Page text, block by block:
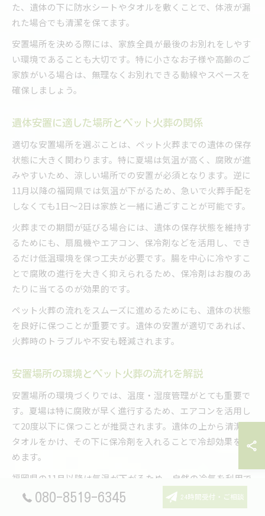
た、遺体の下に防水シートやタオルを敷くことで、体液が漏
れた場合でも清潔を保てます。
安置場所を決める際には、家族全員が最後のお別れをしやす
い環境であることも大切です。特に小さなお子様や高齢のご
家族がいる場合は、無理なくお別れできる動線やスペースを
確保しましょう。
遺体安置に適した場所とペット火葬の関係
適切な安置場所を選ぶことは、ペット火葬までの遺体の保存
状態に大きく関わります。特に夏場は気温が高く、腐敗が進
みやすいため、涼しい場所での安置が必須となります。逆に
11月以降の福岡県では気温が下がるため、急いで火葬手配を
しなくても1日～2日は家族と一緒に過ごすことが可能です。
火葬までの期間が延びる場合には、遺体の保存状態を維持す
るためにも、扇風機やエアコン、保冷剤などを活用し、でき
るだけ低温環境を保つ工夫が必要です。腸を中心に冷やすこ
とで腐敗の進行を大きく抑えられるため、保冷剤はお腹のあ
たりに当てるのが効果的です。
ペット火葬の流れをスムーズに進めるためにも、遺体の状態
を良好に保つことが重要です。遺体の安置が適切であれば、
火葬時のトラブルや不安も軽減されます。
安置場所の環境とペット火葬の流れを解説
安置場所の環境づくりでは、温度・湿度管理がとても重要で
す。夏場は特に腐敗が早く進行するため、エアコンを活用し
て20度以下に保つことが推奨されます。遺体の上から清潔な
タオルをかけ、その下に保冷剤を入れることで冷却効果を高
めます。
福岡県の11月以降は気温が下がるため、自然の冷気を利用で
きる場所の確保が現実的です。火葬までの流れとしては、遺
体を清潔に保ちつつ、家族でお別れの時間を過ごし、その間
080-8519-6345 24時間受付・ご相談